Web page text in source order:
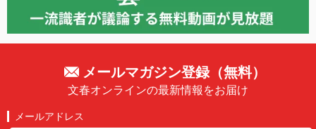
メールマガジン登録（無料）
文春オンラインの最新情報をお届け
メールアドレス